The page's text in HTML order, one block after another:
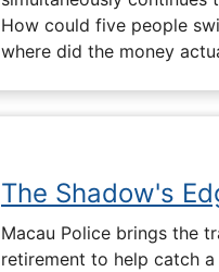
How could five people
where did the money
The Shadow's
Macau Police brings the
retirement to help catch